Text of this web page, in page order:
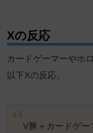
Xの反応
カードゲーマーやホ
以下Xの反応。
V豚＋カードゲ